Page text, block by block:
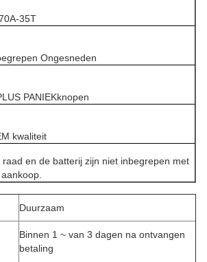
35T
Ongesneden
PANIEKknopen
kwaliteit
raad en de batterij zijn niet inbegrepen met
Duurzaam
Binnen 1 ~ van 3 dagen na ontvangen
betaling